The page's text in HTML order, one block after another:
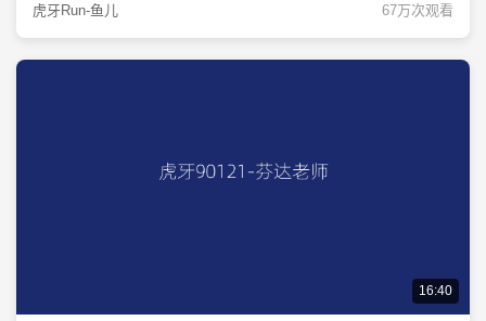
虎牙Run-鱼儿 67万次观看
16:40